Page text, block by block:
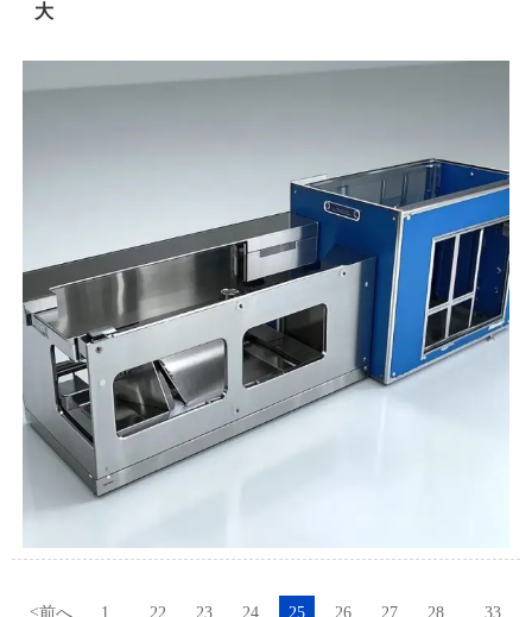
大
<前へ 1 22 23 24 25 26 27 28
33